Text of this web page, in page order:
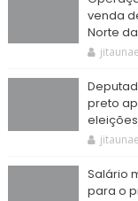
venda
Norte
preto
eleições
Salário
para o